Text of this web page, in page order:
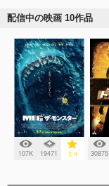
配信中の映画 10作品
107K 19471 3.4 30875